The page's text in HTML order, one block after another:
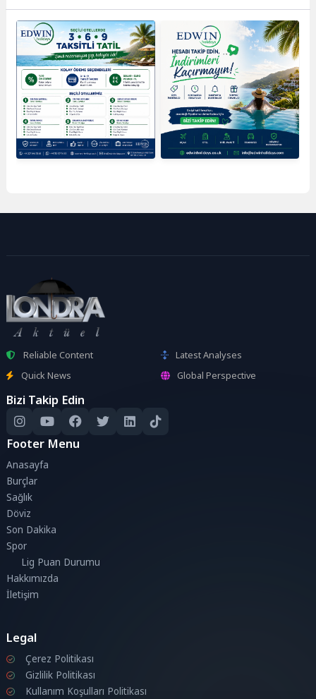
Reliable Content
Latest Analyses
Quick News
Global Perspective
Bizi Takip Edin
Footer Menu
Anasayfa
Burçlar
Sağlık
Döviz
Son Dakika
Spor
Lig Puan Durumu
Hakkımızda
İletişim
Legal
Çerez Politikası
Gizlilik Politikası
Kullanım Koşulları Politikası